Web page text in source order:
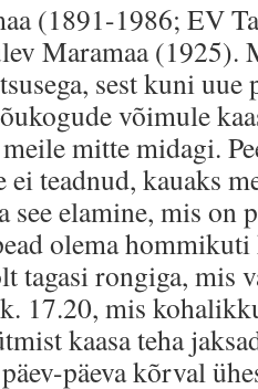
(1891-1986; EV
Maramaa (1925).
sest kuni uue
võimule
mitte midagi.
teadnud, kauaks
see elamine, mis on
olema
tagasi rongiga, mis
17.20, mis
kaasa teha
päeva kõrval